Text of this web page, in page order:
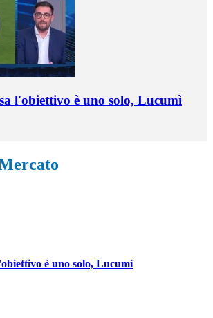
l'obiettivo è uno solo, Lucumì
è uno solo, Lucumì